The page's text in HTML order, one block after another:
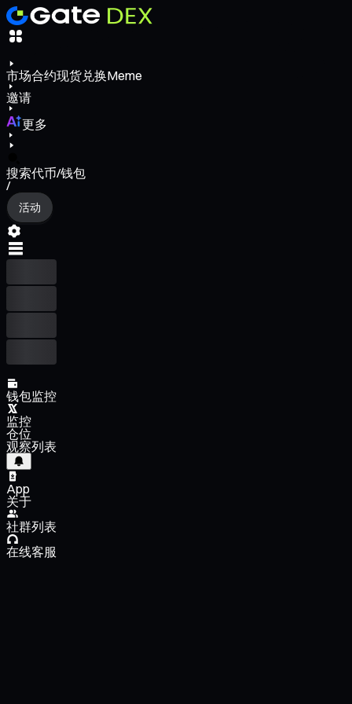
市场合约现货兑换Meme
邀请
更多
搜索代币/钱包
/
活动
钱包监控
监控
仓位
观察列表
App
关于
社群列表
在线客服